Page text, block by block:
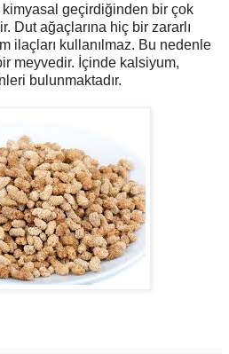
geçirdiğinden bir çok
Dut ağaçlarına hiç bir zararlı
ilaçları kullanılmaz. Bu nedenle
meyvedir. İçinde kalsiyum,
bulunmaktadır.